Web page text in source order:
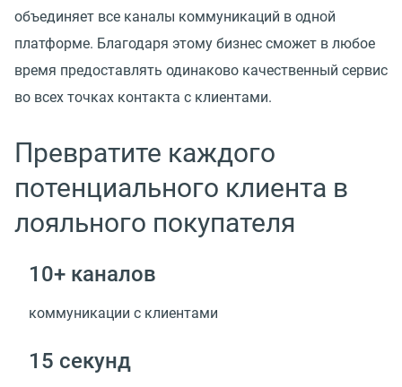
объединяет все каналы коммуникаций в одной
платформе. Благодаря этому бизнес сможет в любое
время предоставлять одинаково качественный сервис
во всех точках контакта с клиентами.
Превратите каждого
потенциального клиента в
лояльного покупателя
10+ каналов
коммуникации с клиентами
15 секунд